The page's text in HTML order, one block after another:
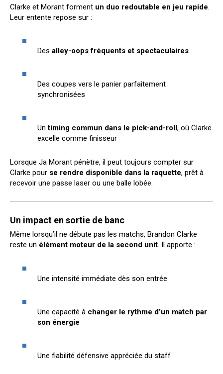
Clarke et Morant forment un duo redoutable en jeu rapide.
Leur entente repose sur :
Des alley-oops fréquents et spectaculaires
Des coupes vers le panier parfaitement
synchronisées
Untiming commun dans le pick-and-roll , où Clarke
excelle comme finisseur
Lorsque Ja Morant pénètre, il peut toujours compter sur
Clarke pour se rendre disponible dans la raquette, prêt à
recevoir une passe laser ou une balle lobée.
Un impact en sortie de banc
Même lorsqu’il ne débute pas les matchs, Brandon Clarke
reste un élément moteur de la second unit. Il apporte :
Une intensité immédiate dès son entrée
Une capacité à changer le rythme d’un match par
son énergie
Une fiabilité défensive appréciée du staff